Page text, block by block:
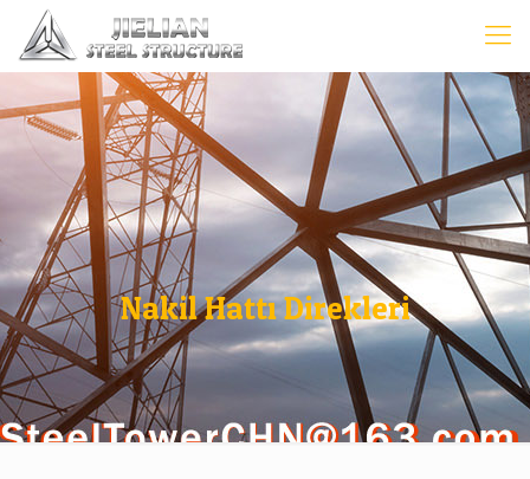
Nakil Hattı Direkleri